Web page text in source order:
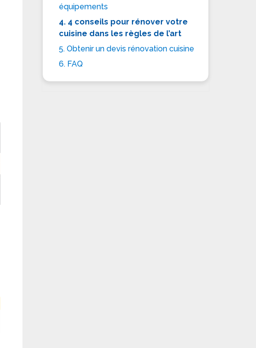
équipements
4. 4 conseils pour rénover votre
cuisine dans les règles de l’art
5. Obtenir un devis rénovation cuisine
6. FAQ